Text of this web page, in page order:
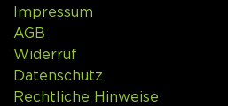
Impressum
AGB
Widerruf
Datenschutz
Rechtliche Hinweise